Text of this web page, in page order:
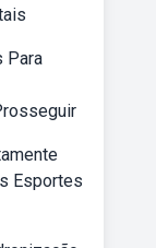
Para
Esportes